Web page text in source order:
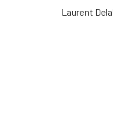
Laurent